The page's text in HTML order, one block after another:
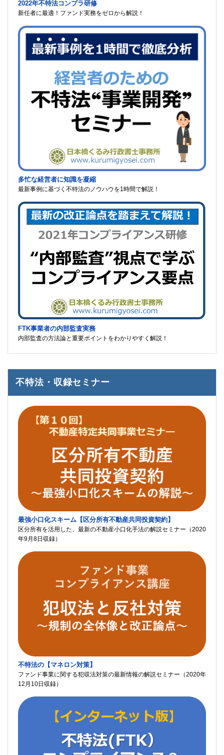
2022年不特法コンプラ研修
新任者に最適！ファンド実務をゼロから解説！
多忙な経営者に知識を凝縮
最新事例に基づく不特法のノウハウを1時間で解説！
FTK事業者の内部監査実務
内部監査の方法論と重要ポイントをわかりやすく解説！
不特法・収録セミナー
最強小口化スキーム【区分所有不動産共同投資契約】
区分所有を活用した、最新の不動産小口化手法の解説セミナー（2020
年9月8日収録）
不特法の【マネロン対策】
ファンド事業に関する犯収法対策の最新情報の解説セミナー（2020年
12月10日収録）